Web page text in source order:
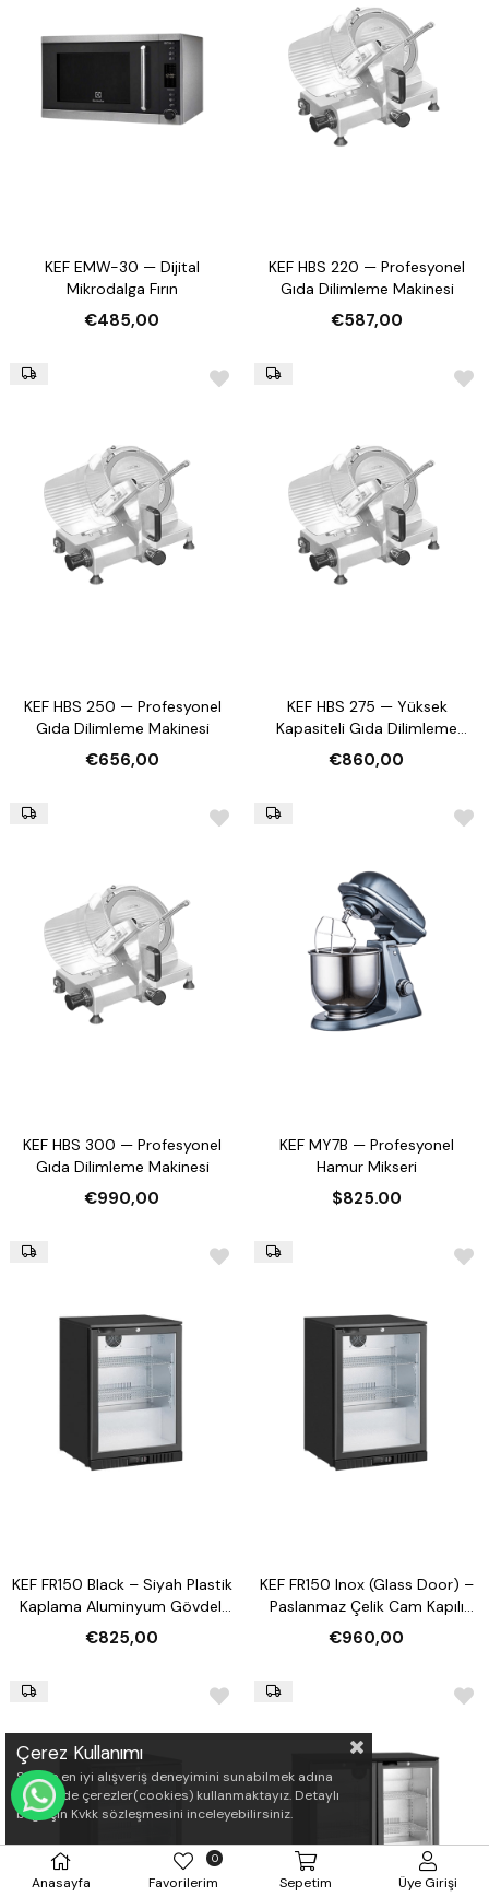
KEF EMW-30 — Dijital
Mikrodalga Fırın
€485,00
KEF HBS 220 — Profesyonel
Gıda Dilimleme Makinesi
€587,00
KEF HBS 250 — Profesyonel
Gıda Dilimleme Makinesi
€656,00
KEF HBS 275 — Yüksek
Kapasiteli Gıda Dilimleme
Makinesi
€860,00
KEF HBS 300 — Profesyonel
Gıda Dilimleme Makinesi
€990,00
KEF MY7B — Profesyonel
Hamur Mikseri
$825.00
KEF FR150 Black – Siyah Plastik
Kaplama Aluminyum Gövdeli
Endüstriyel Soğutucu
€825,00
KEF FR150 Inox (Glass Door) –
Paslanmaz Çelik Cam Kapılı
Endüstriyel Soğutucu
€960,00
Çerez Kullanımı
Sizlere en iyi alışveriş deneyimini sunabilmek adına
sitemizde çerezler(cookies) kullanmaktayız. Detaylı
bilgi için Kvkk sözleşmesini inceleyebilirsiniz.
Anasayfa Favorilerim
0
Sepetim Üye Girişi
WHATSAPP İLE SİPARİŞ VER